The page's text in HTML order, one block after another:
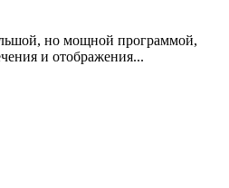
но мощной программой,
и отображения...